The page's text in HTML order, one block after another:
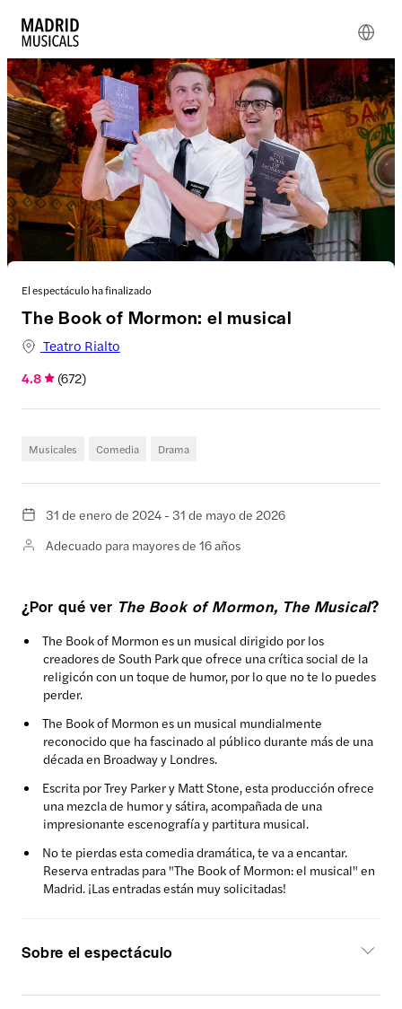
El espectáculo ha finalizado
The Book of Mormon: el musical
Teatro Rialto
4.8
(672)
Musicales Comedia Drama
31 de enero de 2024 - 31 de mayo de 2026
Adecuado para mayores de 16 años
¿Por qué ver The Book of Mormon, The Musical?
The Book of Mormon es un musical dirigido por los
creadores de South Park que ofrece una crítica social de la
religicón con un toque de humor, por lo que no te lo puedes
perder.
The Book of Mormon es un musical mundialmente
reconocido que ha fascinado al público durante más de una
década en Broadway y Londres.
Escrita por Trey Parker y Matt Stone, esta producción ofrece
una mezcla de humor y sátira, acompañada de una
impresionante escenografía y partitura musical.
No te pierdas esta comedia dramática, te va a encantar.
Reserva entradas para "The Book of Mormon: el musical" en
Madrid. ¡Las entradas están muy solicitadas!
Sobre el espectáculo